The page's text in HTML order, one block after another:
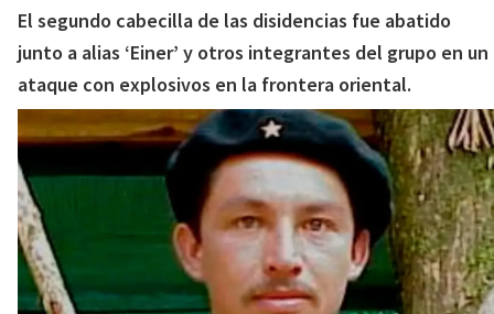
El segundo cabecilla de las disidencias fue abatido
junto a alias ‘Einer’ y otros integrantes del grupo en un
ataque con explosivos en la frontera oriental.